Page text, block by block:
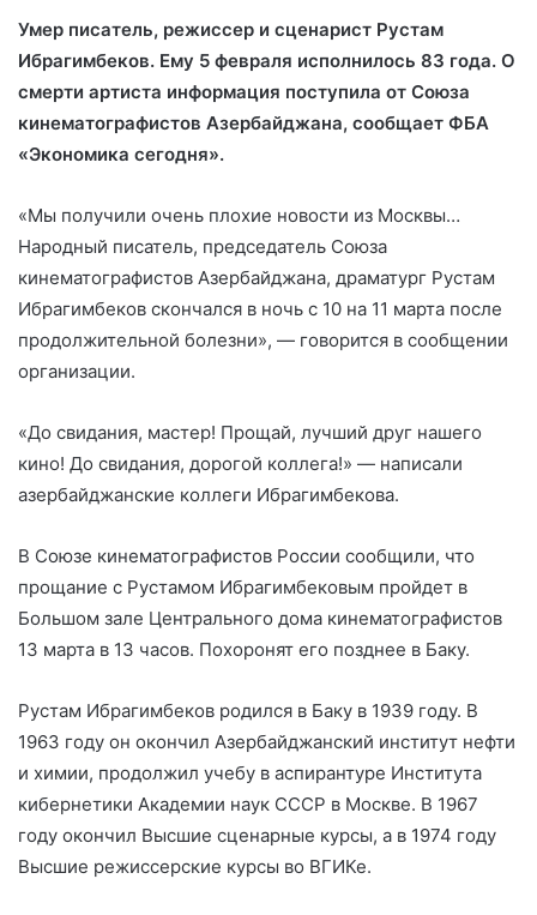
Умер писатель, режиссер и сценарист Рустам
Ибрагимбеков. Ему 5 февраля исполнилось 83 года. О
смерти артиста информация поступила от Союза
кинематографистов Азербайджана, сообщает ФБА
«Экономика сегодня».
«Мы получили очень плохие новости из Москвы…
Народный писатель, председатель Союза
кинематографистов Азербайджана, драматург Рустам
Ибрагимбеков скончался в ночь с 10 на 11 марта после
продолжительной болезни», — говорится в сообщении
организации.
«До свидания, мастер! Прощай, лучший друг нашего
кино! До свидания, дорогой коллега!» — написали
азербайджанские коллеги Ибрагимбекова.
В Союзе кинематографистов России сообщили, что
прощание с Рустамом Ибрагимбековым пройдет в
Большом зале Центрального дома кинематографистов
13 марта в 13 часов. Похоронят его позднее в Баку.
Рустам Ибрагимбеков родился в Баку в 1939 году. В
1963 году он окончил Азербайджанский институт нефти
и химии, продолжил учебу в аспирантуре Института
кибернетики Академии наук СССР в Москве. В 1967
году окончил Высшие сценарные курсы, а в 1974 году
Высшие режиссерские курсы во ВГИКе.